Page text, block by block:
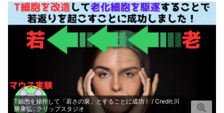
T細胞を操作して「若さの泉」とすることに成功！ / Credit:川
勝康弘 . クリップスタジオ